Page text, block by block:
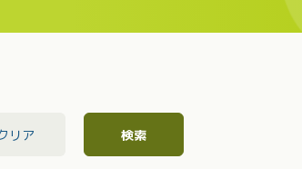
リア 検索